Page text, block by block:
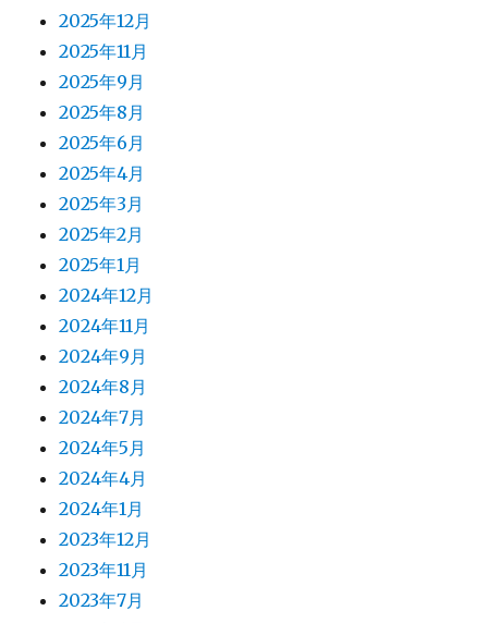
2025年12月
2025年11月
2025年9月
2025年8月
2025年6月
2025年4月
2025年3月
2025年2月
2025年1月
2024年12月
2024年11月
2024年9月
2024年8月
2024年7月
2024年5月
2024年4月
2024年1月
2023年12月
2023年11月
2023年7月